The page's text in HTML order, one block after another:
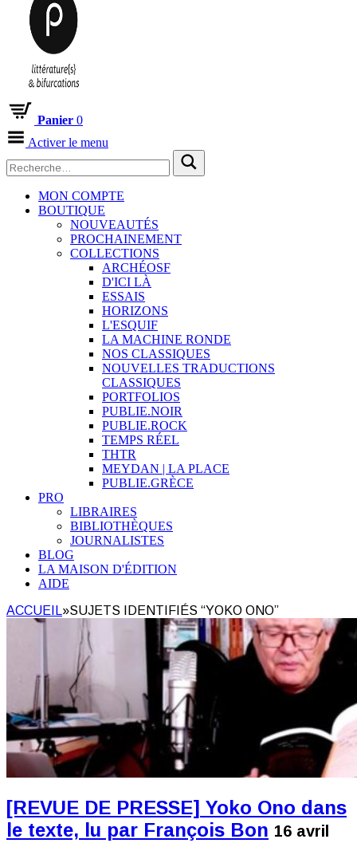
Panier 0
Activer le menu
MON COMPTE
BOUTIQUE
NOUVEAUTÉS
PROCHAINEMENT
COLLECTIONS
ARCHÉOSF
D'ICI LÀ
ESSAIS
HORIZONS
L'ESQUIF
LA MACHINE RONDE
NOS CLASSIQUES
NOUVELLES TRADUCTIONS
CLASSIQUES
PORTFOLIOS
PUBLIE.NOIR
PUBLIE.ROCK
TEMPS RÉEL
THTR
MEYDAN | LA PLACE
PUBLIE.GRÈCE
PRO
LIBRAIRES
BIBLIOTHÈQUES
JOURNALISTES
BLOG
LA MAISON D'ÉDITION
AIDE
ACCUEIL»SUJETS IDENTIFIÉS “YOKO ONO”
[REVUE DE PRESSE] Yoko Ono dans
le texte, lu par François Bon 16 avril